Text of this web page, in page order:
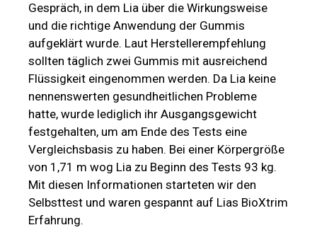
festgehalten, um am Ende des Tests eine
Vergleichsbasis zu haben. Bei einer Körpergröße
von 1,71 m wog Lia zu Beginn des Tests 93 kg.
Mit diesen Informationen starteten wir den
Selbsttest und waren gespannt auf Lias BioXtrim
Erfahrung.
Tag 15:Nach zwei Wochen regelmäßiger
Einnahme der Fruchtgummis berichtete Lia über
ein gesteigertes Sättigungsgefühl und einen
Gewichtsverlust von 1,6 kg im Vergleich zum
Ausgangswert des BioXtrim Tests. Sie stellte
fest, dass sie nach kleineren Mahlzeiten satt war